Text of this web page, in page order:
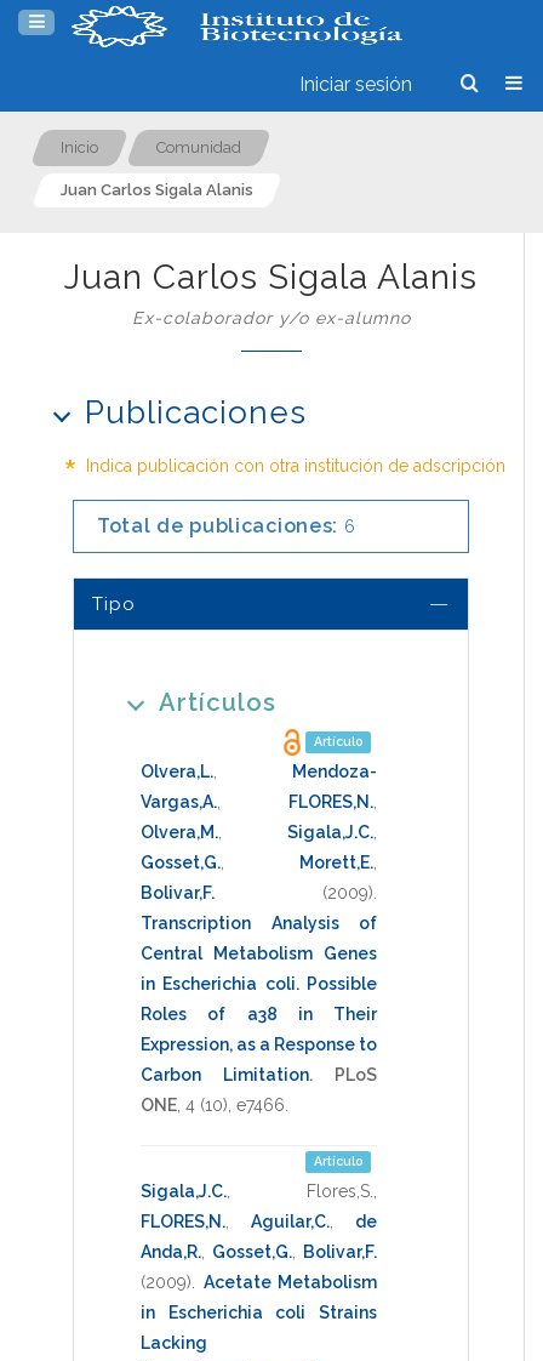
Iniciar sesión
Inicio Comunidad
Juan Carlos Sigala Alanis
Juan Carlos Sigala Alanis
Ex-colaborador y/o ex-alumno
Publicaciones
* Indica publicación con otra institución de adscripción
Total de publicaciones: 6
Tipo
Artículos
Artículo
Olvera,L.
Mendoza-
Vargas,A.
FLORES,N.
Olvera,M.
Sigala,J.C.
Gosset,G.
Morett,E.
Bolivar,F.
(2009)
Transcription Analysis of
Central Metabolism Genes
in Escherichia coli. Possible
Roles of a38 in Their
Expression, as a Response to
Carbon Limitation.
PLoS
ONE 4 (10), e7466
Artículo
Sigala,J.C. Flores,S.
FLORES,N.
Aguilar,C.
de
Anda,R.
Gosset,G.
Bolivar,F.
(2009)
Acetate Metabolism
in Escherichia coli Strains
Lacking